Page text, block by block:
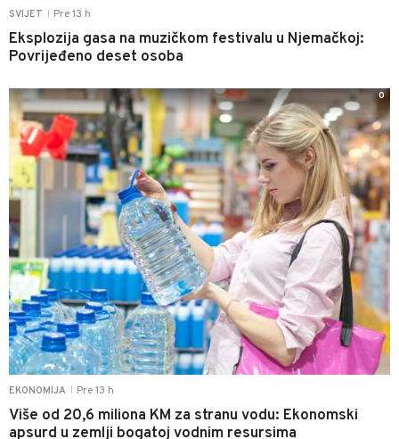
SVIJET Pre 13 h
Eksplozija gasa na muzičkom festivalu u Njemačkoj:
Povrijeđeno deset osoba
EKONOMIJA Pre 13 h
Više od 20,6 miliona KM za stranu vodu: Ekonomski
apsurd u zemlji bogatoj vodnim resursima
0